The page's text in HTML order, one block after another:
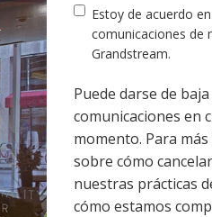
Estoy de acuerdo
comunicaciones de
Grandstream.
Puede darse de
comunicaciones en
momento. Para
sobre cómo
nuestras prácticas
cómo estamos